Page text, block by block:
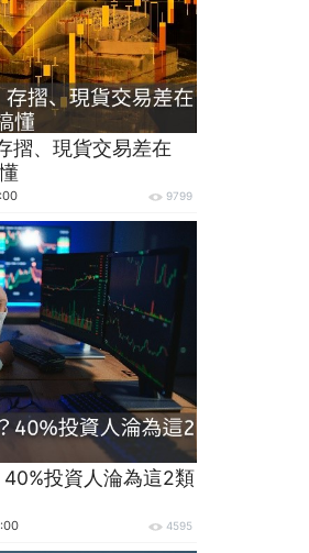
摺、現貨交易差在
9799
投資人淪為這2類
4595